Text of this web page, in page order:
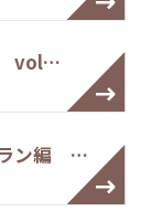
vol…
ラン編 …